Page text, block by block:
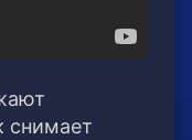
снимает